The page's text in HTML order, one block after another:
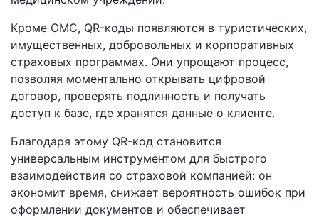
Кроме ОМС, QR-коды появляются в туристических,
имущественных, добровольных и корпоративных
страховых программах. Они упрощают процесс,
позволяя моментально открывать цифровой
договор, проверять подлинность и получать
доступ к базе, где хранятся данные о клиенте.
Благодаря этому QR-код становится
универсальным инструментом для быстрого
взаимодействия со страховой компанией: он
экономит время, снижает вероятность ошибок при
оформлении документов и обеспечивает